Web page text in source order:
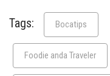
Tags: Bocatips
Foodie anda Traveler